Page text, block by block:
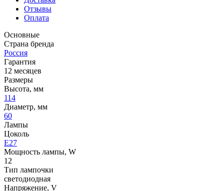
Отзывы
Оплата
Основные
Страна бренда
Россия
Гарантия
12 месяцев
Размеры
Высота, мм
114
Диаметр, мм
60
Лампы
Цоколь
E27
Мощность лампы, W
12
Тип лампочки
светодиодная
Напряжение, V